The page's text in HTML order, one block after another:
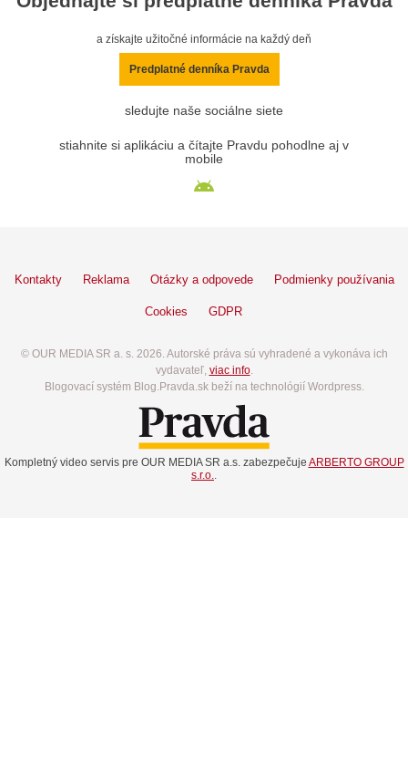
a získajte užitočné informácie na každý deň
Predplatné denníka Pravda
sledujte naše sociálne siete
stiahnite si aplikáciu a čítajte Pravdu pohodlne aj v
mobile
Kontakty Reklama Otázky a odpovede Podmienky používania
Cookies GDPR
© OUR MEDIA SR a. s. 2026. Autorské práva sú vyhradené a vykonáva ich
vydavateľ, viac info.
Blogovací systém Blog.Pravda.sk beží na technológií Wordpress.
Kompletný video servis pre OUR MEDIA SR a.s. zabezpečuje ARBERTO GROUP
s.r.o.